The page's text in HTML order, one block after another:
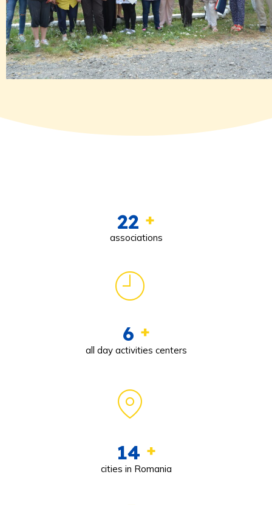
23 +
associations
6 +
all day activities centers
15 +
cities in Romania